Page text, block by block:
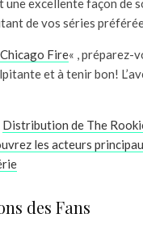
une excellente façon de
de vos séries
Fire« , préparez-
et à tenir bon!
Distribution de The
les acteurs
des Fans